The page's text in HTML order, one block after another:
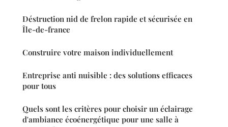
Déstruction nid de frelon rapide et sécurisée en
Île-de-france
Construire votre maison individuellement
Entreprise anti nuisible : des solutions efficaces
pour tous
Quels sont les critères pour choisir un éclairage
d'ambiance écoénergétique pour une salle à